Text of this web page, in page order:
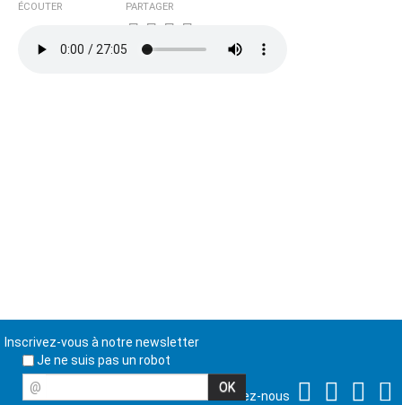
ÉCOUTER PARTAGER
Inscrivez-vous à notre newsletter
Je ne suis pas un robot
@
Suivez-nous